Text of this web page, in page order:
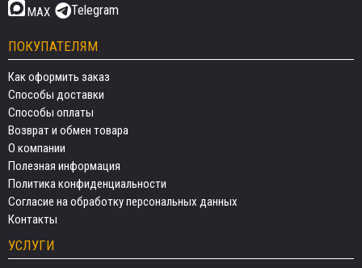
MAX Telegram
ПОКУПАТЕЛЯМ
Как оформить заказ
Способы доставки
Способы оплаты
Возврат и обмен товара
О компании
Полезная информация
Политика конфиденциальности
Согласие на обработку персональных данных
Контакты
УСЛУГИ